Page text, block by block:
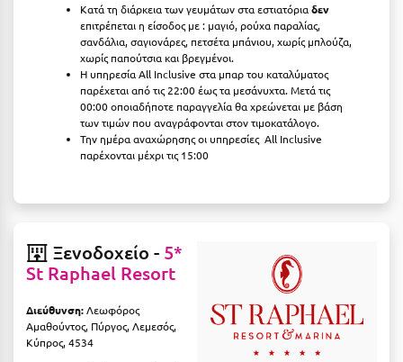
Λίμνη Πλαστήρα
Λιτόχωρο
Λουτρά Υπάτης
Λούτσα
Μ
Κατά τη διάρκεια των γευμάτων στα εστιατόριαδεν
επιτρέπεται η είσοδος με : μαγιό, ρούχα παραλίας,
σανδάλια, σαγιονάρες, πετσέτα μπάνιου, χωρίς μπλούζα,
χωρίς παπούτσια και βρεγμένοι.
Η υπηρεσία All Inclusive στα μπαρ του καταλύματος
παρέχεται από τις 22:00 έως τα μεσάνυχτα. Μετά τις
00:00 οποιαδήποτε παραγγελία θα χρεώνεται με βάση
των τιμών που αναγράφονται στον τιμοκατάλογο.
Την ημέρα αναχώρησης οι υπηρεσίες All Ιnclusive
παρέχονται μέχρι τις 15:00
Ξενοδοχείο - 5*
St Raphael Resort
Διεύθυνση:Λεωφόρος
Αμαθούντος, Πύργος, Λεμεσός,
Κύπρος, 4534